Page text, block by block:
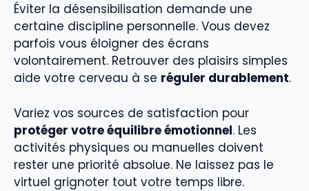
Éviter la désensibilisation demande une
certaine discipline personnelle. Vous devez
parfois vous éloigner des écrans
volontairement. Retrouver des plaisirs simples
aide votre cerveau à se réguler durablement.
Variez vos sources de satisfaction pour
protéger votre équilibre émotionnel. Les
activités physiques ou manuelles doivent
rester une priorité absolue. Ne laissez pas le
virtuel grignoter tout votre temps libre.